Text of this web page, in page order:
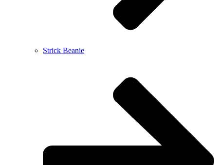
Strick Beanie